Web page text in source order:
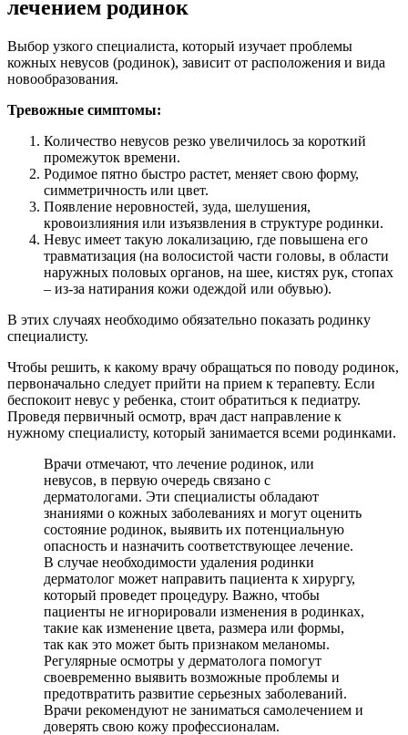
лечением родинок
Выбор узкого специалиста, который изучает проблемы
кожных невусов (родинок), зависит от расположения и вида
новообразования.
Тревожные симптомы:
Количество невусов резко увеличилось за короткий
промежуток времени.
Родимое пятно быстро растет, меняет свою форму,
симметричность или цвет.
Появление неровностей, зуда, шелушения,
кровоизлияния или изъязвления в структуре родинки.
Невус имеет такую локализацию, где повышена его
травматизация (на волосистой части головы, в области
наружных половых органов, на шее, кистях рук, стопах
– из-за натирания кожи одеждой или обувью).
В этих случаях необходимо обязательно показать родинку
специалисту.
Чтобы решить, к какому врачу обращаться по поводу родинок,
первоначально следует прийти на прием к терапевту. Если
беспокоит невус у ребенка, стоит обратиться к педиатру.
Проведя первичный осмотр, врач даст направление к
нужному специалисту, который занимается всеми родинками.
Врачи отмечают, что лечение родинок, или
невусов, в первую очередь связано с
дерматологами. Эти специалисты обладают
знаниями о кожных заболеваниях и могут оценить
состояние родинок, выявить их потенциальную
опасность и назначить соответствующее лечение.
В случае необходимости удаления родинки
дерматолог может направить пациента к хирургу,
который проведет процедуру. Важно, чтобы
пациенты не игнорировали изменения в родинках,
такие как изменение цвета, размера или формы,
так как это может быть признаком меланомы.
Регулярные осмотры у дерматолога помогут
своевременно выявить возможные проблемы и
предотвратить развитие серьезных заболеваний.
Врачи рекомендуют не заниматься самолечением и
доверять свою кожу профессионалам.